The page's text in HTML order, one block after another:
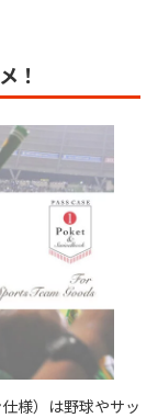
！
様）は野球やサッ